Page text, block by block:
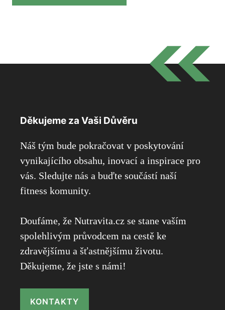
Děkujeme za Vaši Důvěru
Náš tým bude pokračovat v poskytování
vynikajícího obsahu, inovací a inspirace pro
vás. Sledujte nás a buďte součástí naší
fitness komunity.
Doufáme, že Nutravita.cz se stane vaším
spolehlivým průvodcem na cestě ke
zdravějšímu a šťastnějšímu životu.
Děkujeme, že jste s námi!
KONTAKTY